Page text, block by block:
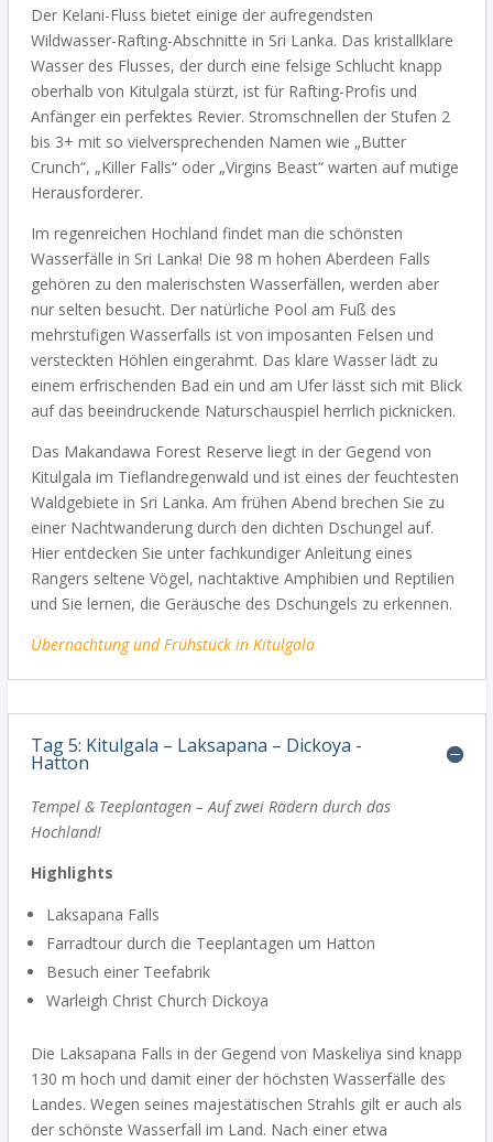
Der Kelani-Fluss bietet einige der aufregendsten
Wildwasser-Rafting-Abschnitte in Sri Lanka. Das kristallklare
Wasser des Flusses, der durch eine felsige Schlucht knapp
oberhalb von Kitulgala stürzt, ist für Rafting-Profis und
Anfänger ein perfektes Revier. Stromschnellen der Stufen 2
bis 3+ mit so vielversprechenden Namen wie „Butter
Crunch“, „Killer Falls“ oder „Virgins Beast“ warten auf mutige
Herausforderer.
Im regenreichen Hochland findet man die schönsten
Wasserfälle in Sri Lanka! Die 98 m hohen Aberdeen Falls
gehören zu den malerischsten Wasserfällen, werden aber
nur selten besucht. Der natürliche Pool am Fuß des
mehrstufigen Wasserfalls ist von imposanten Felsen und
versteckten Höhlen eingerahmt. Das klare Wasser lädt zu
einem erfrischenden Bad ein und am Ufer lässt sich mit Blick
auf das beeindruckende Naturschauspiel herrlich picknicken.
Das Makandawa Forest Reserve liegt in der Gegend von
Kitulgala im Tieflandregenwald und ist eines der feuchtesten
Waldgebiete in Sri Lanka.Am frühen Abend brechen Sie zu
einer Nachtwanderung durch den dichten Dschungel auf.
Hier entdecken Sie unter fachkundiger Anleitung eines
Rangers seltene Vögel, nachtaktive Amphibien und Reptilien
und Sie lernen, die Geräusche des Dschungels zu erkennen.
Übernachtung und Frühstück in Kitulgala
Tag 5: Kitulgala – Laksapana – Dickoya -
Hatton
Tempel & Teeplantagen – Auf zwei Rädern durch das
Hochland!
Highlights
Laksapana Falls
Farradtour durch die Teeplantagen um Hatton
Besuch einer Teefabrik
Warleigh Christ Church Dickoya
Die Laksapana Falls in der Gegend von Maskeliya sind knapp
130 m hoch und damit einer der höchsten Wasserfälle des
Landes. Wegen seines majestätischen Strahls gilt er auch als
der schönste Wasserfall im Land. Nach einer etwa